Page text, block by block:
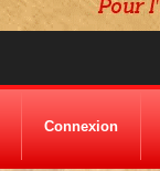
Connexion